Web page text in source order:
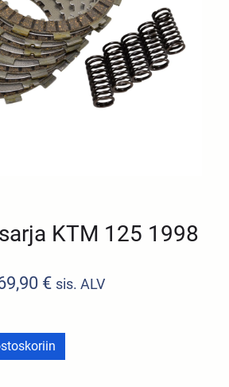
KTM 125 1998
€ sis. ALV